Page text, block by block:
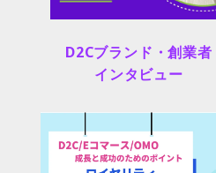
D2Cブランド・創業者
インタビュー